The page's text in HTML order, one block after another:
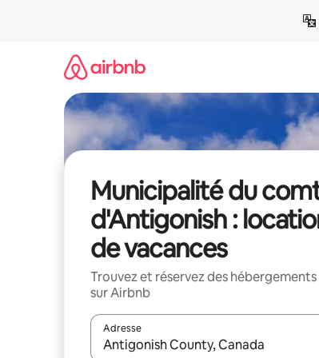
Municipalité du
d'Antigonish :
de vacances
Trouvez et réservez des
sur Airbnb
Adresse
Lorsque les résultats s'affichent, utilisez